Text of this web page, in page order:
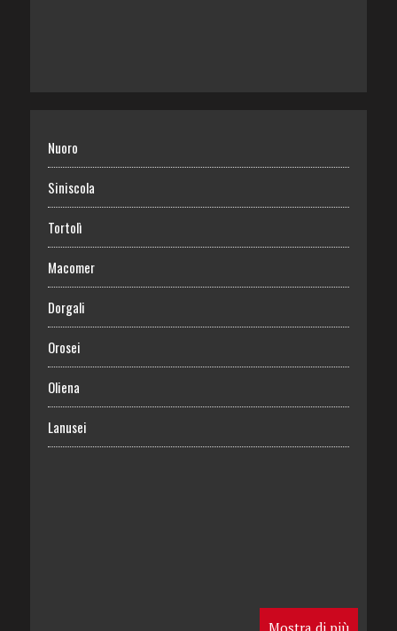
Nuoro
Siniscola
Tortolì
Macomer
Dorgali
Orosei
Oliena
Lanusei
Mostra di più